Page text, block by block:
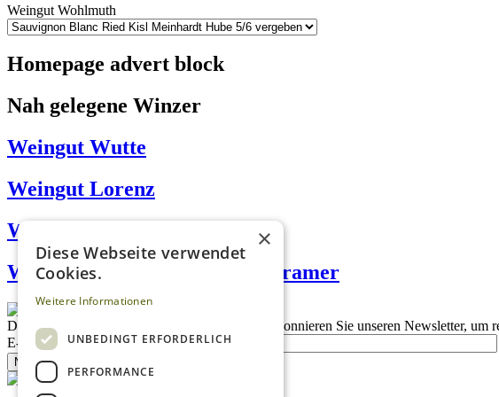
Weingut Wohlmuth
Homepage advert block
Nah gelegene Winzer
Weingut Wutte
Weingut Lorenz
Weingut R&R Gerngross
Weingut Albert Familie von Cramer
Description
Abonnieren Sie unseren Newsletter,
E-Mail
Newsletter bestellen
×
Diese Webseite verwendet
Cookies.
Weitere Informationen
UNBEDINGT ERFORDERLICH
PERFORMANCE